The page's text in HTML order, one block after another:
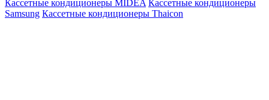
Кассетные кондиционеры MIDEA Кассетные кондиционеры
Samsung Кассетные кондиционеры Thaicon